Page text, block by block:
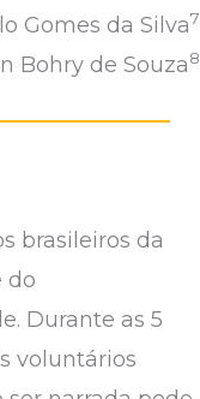
Gomes da Silva7
Bohry de Souza8
brasileiros da
do
Durante as 5
voluntários